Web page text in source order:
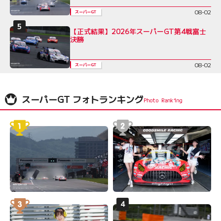
スーパーGT 08-02
【正式結果】2026年スーパーGT第4戦富士
決勝
スーパーGT 08-02
スーパーGT フォトランキング